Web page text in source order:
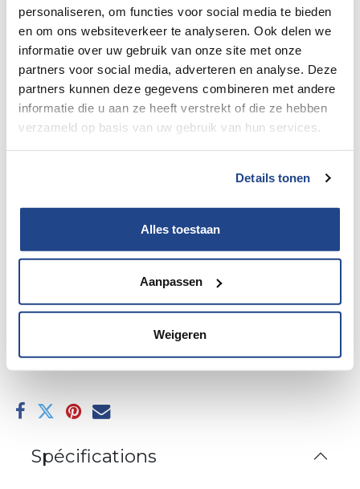
personaliseren, om functies voor social media te bieden
en om ons websiteverkeer te analyseren. Ook delen we
informatie over uw gebruik van onze site met onze
partners voor social media, adverteren en analyse. Deze
partners kunnen deze gegevens combineren met andere
informatie die u aan ze heeft verstrekt of die ze hebben
verzameld op basis van uw gebruik van hun services.
Details tonen
Alles toestaan
Aanpassen
Weigeren
divers (kopie)
Ajouter à la liste de souhaits
Spécifications